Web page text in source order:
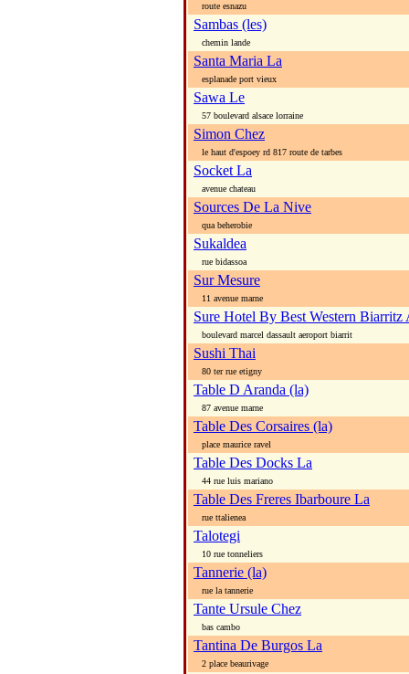
route esnazu
Sambas (les)
chemin lande
Santa Maria La
esplanade port vieux
Sawa Le
57 boulevard alsace lorraine
Simon Chez
le haut d'espoey rd 817 route de tarbes
Socket La
avenue chateau
Sources De La Nive
qua beherobie
Sukaldea
rue bidassoa
Sur Mesure
11 avenue marne
Sure Hotel By Best Western Biarritz
boulevard marcel dassault aeroport biarrit
Sushi Thai
80 ter rue etigny
Table D Aranda (la)
87 avenue marne
Table Des Corsaires (la)
place maurice ravel
Table Des Docks La
44 rue luis mariano
Table Des Freres Ibarboure La
rue ttalienea
Talotegi
10 rue tonneliers
Tannerie (la)
rue la tannerie
Tante Ursule Chez
bas cambo
Tantina De Burgos La
2 place beaurivage